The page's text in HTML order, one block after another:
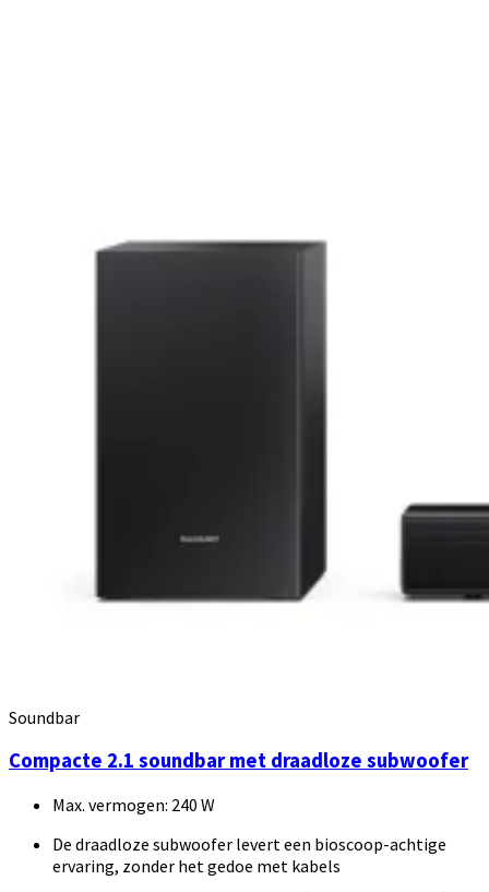
Soundbar
Compacte 2.1 soundbar met draadloze subwoofer
Max. vermogen: 240 W
De draadloze subwoofer levert een bioscoop-achtige
ervaring, zonder het gedoe met kabels